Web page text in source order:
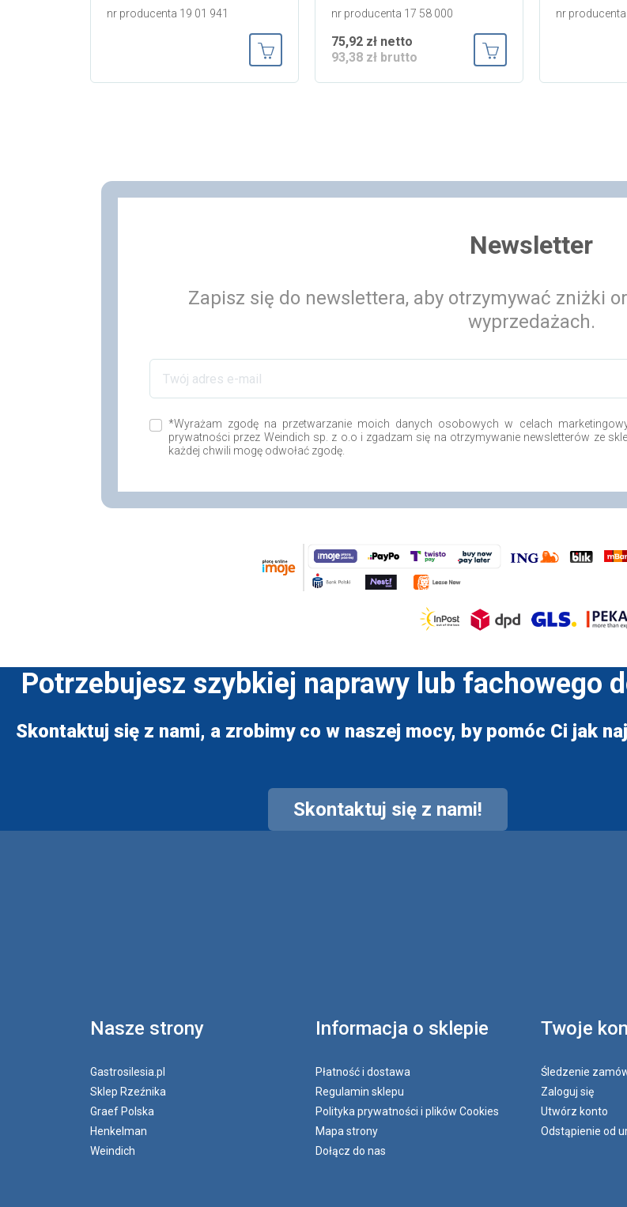
nr producenta 19 01 941 nr producenta 17 58 000
75,92 zł netto
93,38 zł brutto
nr
Newsletter
Zapisz się do newslettera, aby otrzymywać zniżki
wyprzedażach.
*Wyrażam zgodę na przetwarzanie moich danych osobowych w celach
prywatności przez Weindich sp. z o.o i zgadzam się na otrzymywanie newsletterów ze
każdej chwili mogę odwołać zgodę.
Potrzebujesz szybkiej naprawy lub fachowego
Skontaktuj się z nami, a zrobimy co w naszej mocy, by pomóc Ci jak
Skontaktuj się z nami!
Nasze strony
Gastrosilesia.pl
Sklep Rzeźnika
Graef Polska
Henkelman
Weindich
Informacja o sklepie
Płatność i dostawa
Regulamin sklepu
Polityka prywatności i plików Cookies
Mapa strony
Dołącz do nas
Twoje
Śledzenie
Zaloguj się
Utwórz konto
Odstąpienie od